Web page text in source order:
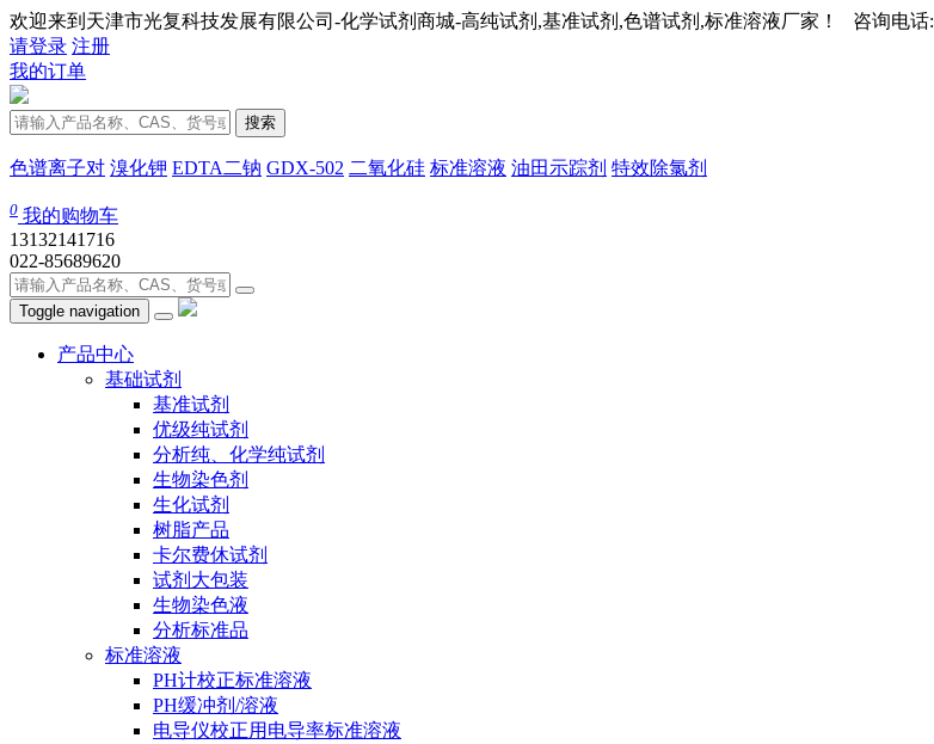
欢迎来到天津市光复科技发展有限公司-化学试剂商城-高纯试剂,基准试剂,色谱试剂,标准溶液厂家！ 咨询电话:
请登录 注册
我的订单
搜索
色谱离子对 溴化钾 EDTA二钠 GDX-502 二氧化硅 标准溶液 油田示踪剂 特效除氯剂
0 我的购物车
13132141716
022-85689620
Toggle navigation
产品中心
基础试剂
基准试剂
优级纯试剂
分析纯、化学纯试剂
生物染色剂
生化试剂
树脂产品
卡尔费休试剂
试剂大包装
生物染色液
分析标准品
标准溶液
PH计校正标准溶液
PH缓冲剂/溶液
电导仪校正用电导率标准溶液